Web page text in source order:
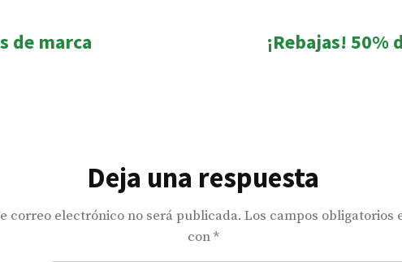
de marca
¡Rebajas! 50%
Deja una respuesta
correo electrónico no será publicada. Los campos obligatorios
con*